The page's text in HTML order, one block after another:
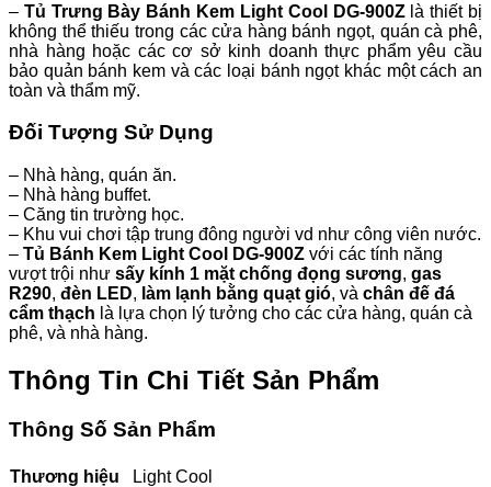
– Tủ Trưng Bày Bánh Kem Light Cool DG-900Z là thiết bị
không thể thiếu trong các cửa hàng bánh ngọt, quán cà phê,
nhà hàng hoặc các cơ sở kinh doanh thực phẩm yêu cầu
bảo quản bánh kem và các loại bánh ngọt khác một cách an
toàn và thẩm mỹ.
Đối Tượng Sử Dụng
– Nhà hàng, quán ăn.
– Nhà hàng buffet.
– Căng tin trường học.
– Khu vui chơi tập trung đông người vd như công viên nước.
– Tủ Bánh Kem Light Cool DG-900Z với các tính năng
vượt trội như sấy kính 1 mặt chống đọng sương, gas
R290, đèn LED, làm lạnh bằng quạt gió, và chân đế đá
cẩm thạch là lựa chọn lý tưởng cho các cửa hàng, quán cà
phê, và nhà hàng.
Thông Tin Chi Tiết Sản Phẩm
Thông Số Sản Phẩm
Thương hiệu
Light Cool